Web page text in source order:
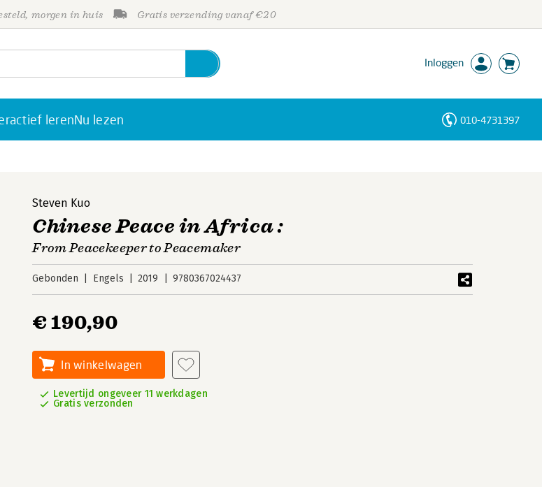
morgen in huis Gratis verzending vanaf €20
Inloggen
lerenNu lezen 010-4731397
Steven Kuo
Chinese Peace in Africa :
From Peacekeeper to Peacemaker
Gebonden Engels 2019 9780367024437
€ 190,90
In winkelwagen
Levertijd ongeveer 11 werkdagen
Gratis verzonden
Personen